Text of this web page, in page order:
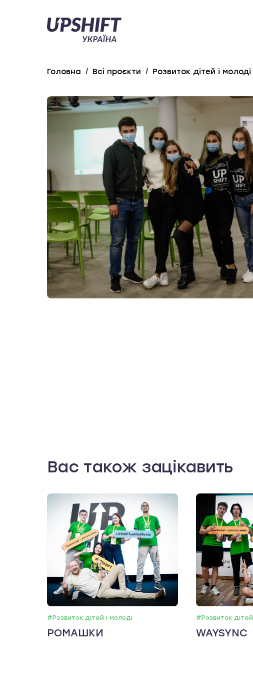
Upshift
Україна
Головна / Всі проєкти / Розвиток дітей і молоді
Вас також зацікавить
#Розвиток дітей і молоді
РОМАШКИ
#Розвиток дітей
WAYSYNC